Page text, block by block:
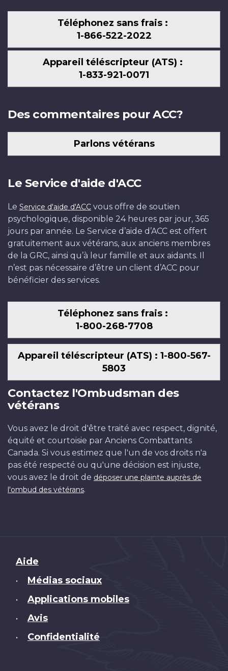
Téléphonez sans frais :
1-866-522-2022
Appareil téléscripteur (ATS) :
1-833-921-0071
Des commentaires pour ACC?
Parlons vétérans
Le Service d'aide d'ACC
Le Service d'aide d'ACC vous offre de soutien
psychologique, disponible 24 heures par jour, 365
jours par année. Le Service d’aide d’ACC est offert
gratuitement aux vétérans, aux anciens membres
de la GRC, ainsi qu’à leur famille et aux aidants. Il
n’est pas nécessaire d’être un client d’ACC pour
bénéficier des services.
Téléphonez sans frais :
1-800-268-7708
Appareil téléscripteur (ATS) : 1-800-567-
5803
Contactez l'Ombudsman des
vétérans
Vous avez le droit d'être traité avec respect, dignité,
équité et courtoisie par Anciens Combattants
Canada. Si vous estimez que l'un de vos droits n'a
pas été respecté ou qu'une décision est injuste,
vous avez le droit de déposer une plainte auprès de
l'ombud des vétérans.
Brand
Aide
• Médias sociaux
• Applications mobiles
• Avis
• Confidentialité